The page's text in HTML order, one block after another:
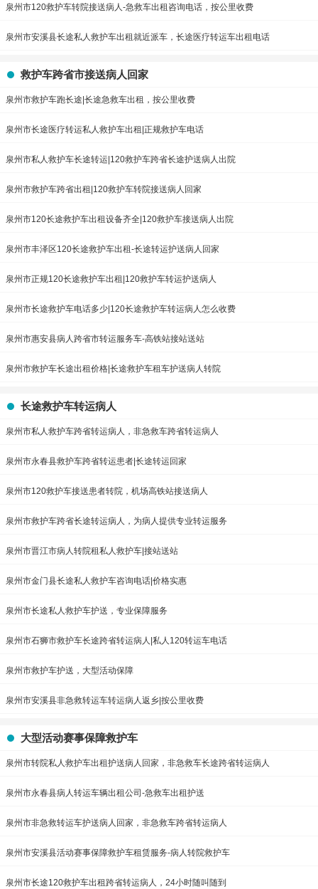
泉州市120救护车转院接送病人-急救车出租咨询电话，按公里收费
泉州市安溪县长途私人救护车出租就近派车，长途医疗转运车出租电话
救护车跨省市接送病人回家
泉州市救护车跑长途|长途急救车出租，按公里收费
泉州市长途医疗转运私人救护车出租|正规救护车电话
泉州市私人救护车长途转运|120救护车跨省长途护送病人出院
泉州市救护车跨省出租|120救护车转院接送病人回家
泉州市120长途救护车出租设备齐全|120救护车接送病人出院
泉州市丰泽区120长途救护车出租-长途转运护送病人回家
泉州市正规120长途救护车出租|120救护车转运护送病人
泉州市长途救护车电话多少|120长途救护车转运病人怎么收费
泉州市惠安县病人跨省市转运服务车-高铁站接站送站
泉州市救护车长途出租价格|长途救护车租车护送病人转院
长途救护车转运病人
泉州市私人救护车跨省转运病人，非急救车跨省转运病人
泉州市永春县救护车跨省转运患者|长途转运回家
泉州市120救护车接送患者转院，机场高铁站接送病人
泉州市救护车跨省长途转运病人，为病人提供专业转运服务
泉州市晋江市病人转院租私人救护车|接站送站
泉州市金门县长途私人救护车咨询电话|价格实惠
泉州市长途私人救护车护送，专业保障服务
泉州市石狮市救护车长途跨省转运病人|私人120转运车电话
泉州市救护车护送，大型活动保障
泉州市安溪县非急救转运车转运病人返乡|按公里收费
大型活动赛事保障救护车
泉州市转院私人救护车出租护送病人回家，非急救车长途跨省转运病人
泉州市永春县病人转运车辆出租公司-急救车出租护送
泉州市非急救转运车护送病人回家，非急救车跨省转运病人
泉州市安溪县活动赛事保障救护车租赁服务-病人转院救护车
泉州市长途120救护车出租跨省转运病人，24小时随叫随到